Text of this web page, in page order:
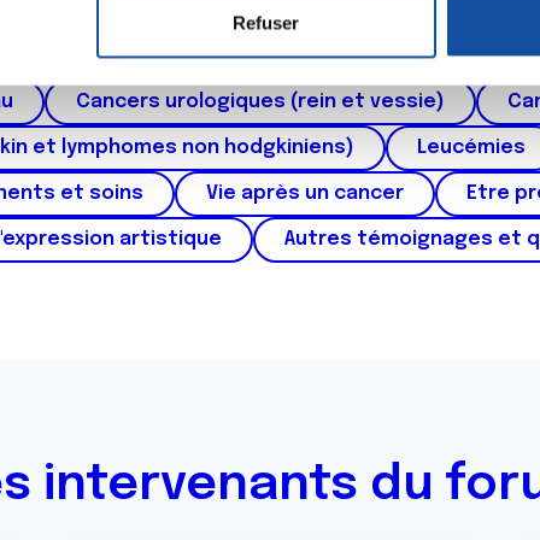
de publicité et d'analyse, qui peuvent combiner celles-ci
ont collectées lors de votre utilisation de leurs services.
Refuser
et des voies respiratoires
Cancer de l'appareil génital féminin (col
Cancers urologiques (rein et vessie)
et lymphomes non hodgkiniens) Leucémies
et soins Vie après un cancer Etre
artistique Autres témoignages et
intervenants du